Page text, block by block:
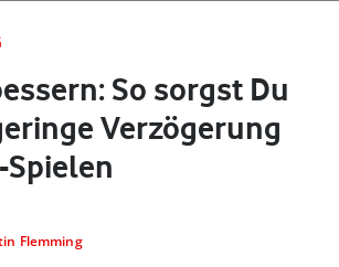
So sorgst Du
Verzögerung
Flemming